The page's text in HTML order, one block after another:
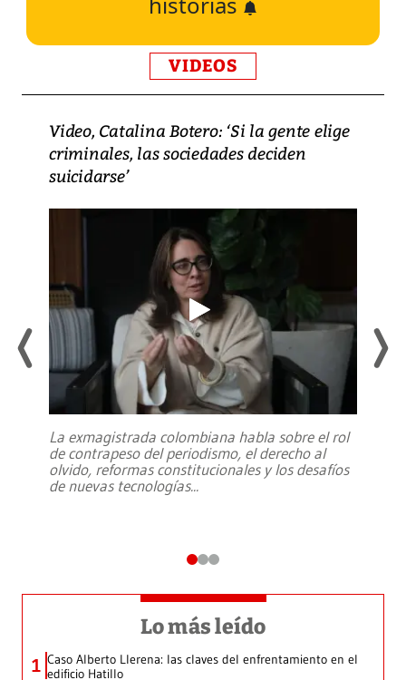
VIDEOS
Video, Catalina Botero: ‘Si la gente elige
criminales, las sociedades deciden
suicidarse’
La exmagistrada colombiana habla sobre el rol
de contrapeso del periodismo, el derecho al
olvido, reformas constitucionales y los desafíos
de nuevas tecnologías...
Lo más leído
1 Caso Alberto Llerena: las claves del enfrentamiento en el
edificio Hatillo